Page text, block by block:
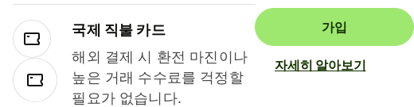
국제 직불 카드
해외 결제 시 환전 마진이나
높은 거래 수수료를 걱정할
필요가 없습니다.
가입
자세히 알아보기